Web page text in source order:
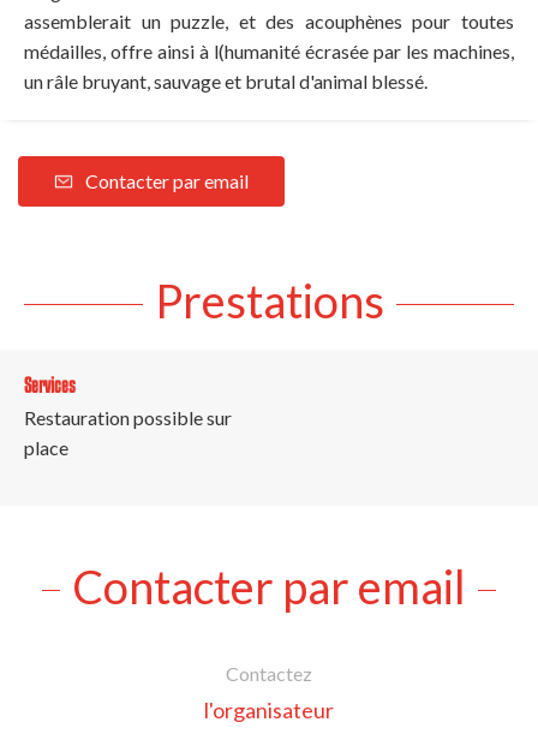
assemblerait un puzzle, et des acouphènes pour toutes
médailles, offre ainsi à l(humanité écrasée par les machines,
un râle bruyant, sauvage et brutal d'animal blessé.
Contacter par email
Prestations
Services
Restauration possible sur
place
Contacter par email
Contactez
l'organisateur